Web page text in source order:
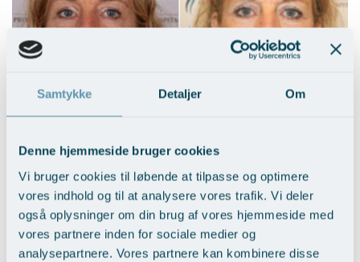
Samtykke Detaljer Om
Denne hjemmeside bruger cookies
Vi bruger cookies til løbende at tilpasse og optimere
vores indhold og til at analysere vores trafik. Vi deler
også oplysninger om din brug af vores hjemmeside med
vores partnere inden for sociale medier og
analysepartnere. Vores partnere kan kombinere disse
Nedre ansigtsløft i kombi. med
Vis behandlingseksempler>